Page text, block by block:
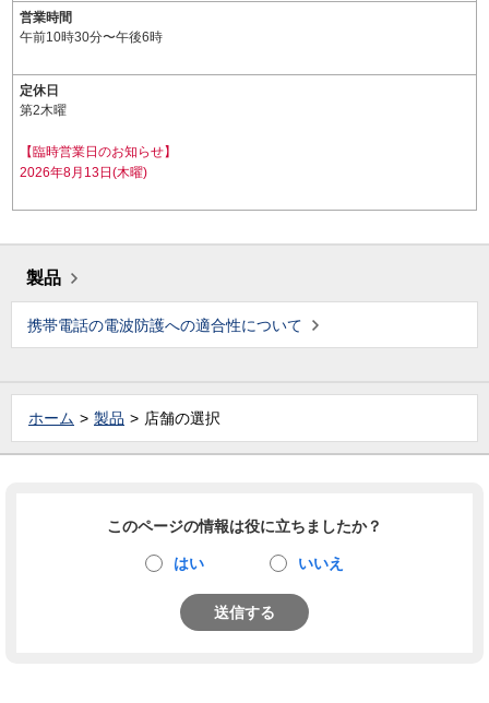
営業時間
午前10時30分〜午後6時
定休日
第2木曜
【臨時営業日のお知らせ】
2026年8月13日(木曜)
製品
携帯電話の電波防護への適合性について
ホーム 製品 店舗の選択
このページの情報は役に立ちましたか？
はい いいえ
送信する